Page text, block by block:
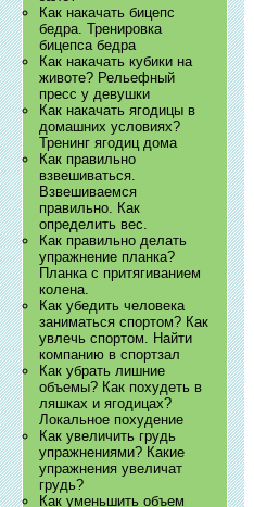
Как накачать бицепс
бедра. Тренировка
бицепса бедра
Как накачать кубики на
животе? Рельефный
пресс у девушки
Как накачать ягодицы в
домашних условиях?
Тренинг ягодиц дома
Как правильно
взвешиваться.
Взвешиваемся
правильно. Как
определить вес.
Как правильно делать
упражнение планка?
Планка с притягиванием
колена.
Как убедить человека
заниматься спортом? Как
увлечь спортом. Найти
компанию в спортзал
Как убрать лишние
объемы? Как похудеть в
ляшках и ягодицах?
Локальное похудение
Как увеличить грудь
упражнениями? Какие
упражнения увеличат
грудь?
Как уменьшить объем